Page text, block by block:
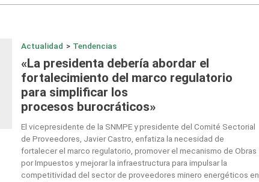
Actualidad > Tendencias
«La presidenta debería abordar el
fortalecimiento del marco regulatorio
para simplificar los
procesos burocráticos»
El vicepresidente de la SNMPE y presidente del Comité Sectorial
de Proveedores, Javier Castro, enfatiza la necesidad de
fortalecer el marco regulatorio, promover el mecanismo de Obras
por Impuestos y mejorar la infraestructura para impulsar la
competitividad del sector de proveedores minero energéticos en